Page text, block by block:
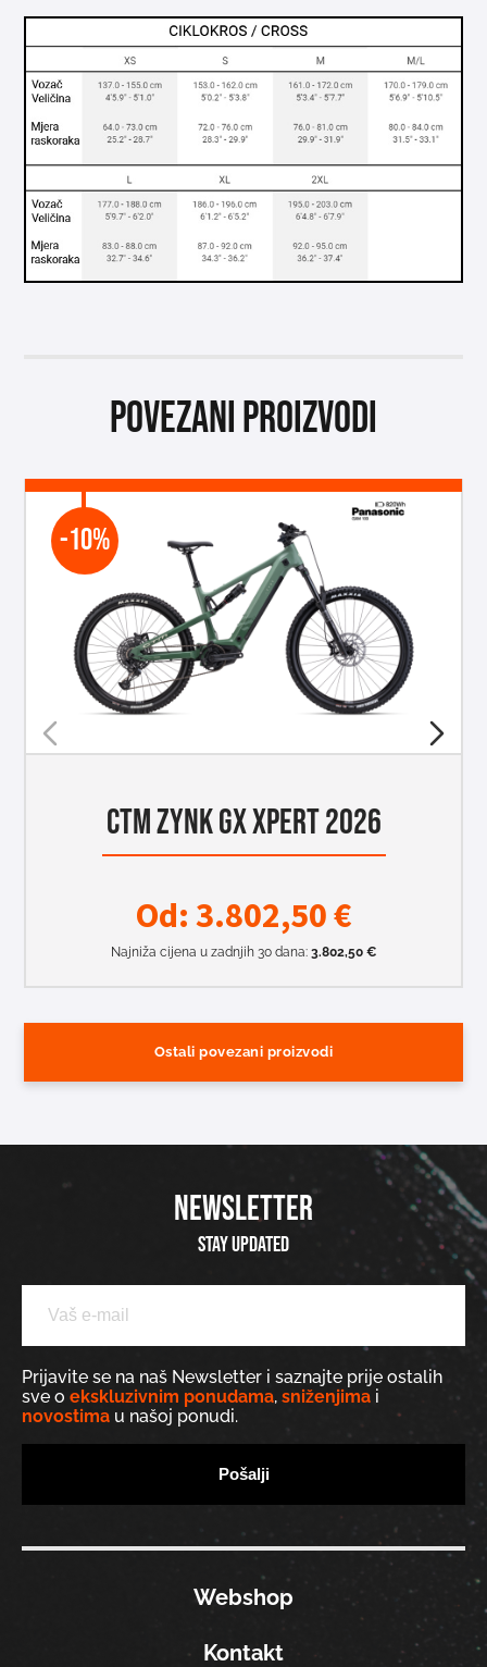
Povezani proizvodi
-10%
CTM ZYNK GX XPERT 2026
Od:3.802,50€
Najniža cijena u zadnjih 30 dana: 3.802,50 €
Ostali povezani proizvodi
NEWSLETTER
Stay updated
Prijavite se na naš Newsletter i saznajte prije ostalih
sve o ekskluzivnim ponudama, sniženjima i
novostima u našoj ponudi.
Webshop
Kontakt